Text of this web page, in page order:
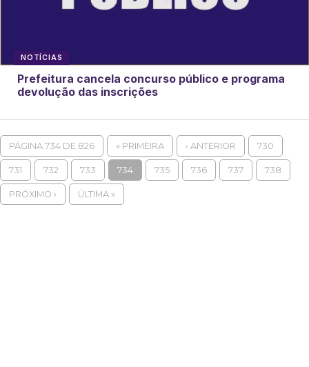
NOTÍCIAS
Prefeitura cancela concurso público e programa
devolução das inscrições
PÁGINA 734 DE 826 « PRIMEIRA ‹ ANTERIOR 730
731 732 733 734 735 736 737 738
PRÓXIMO › ÚLTIMA »